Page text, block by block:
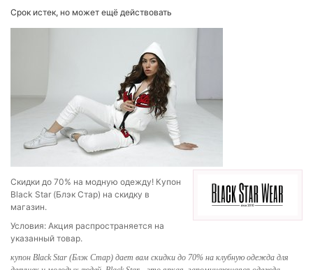
Срок истек, но может ещё действовать
Скидки до 70% на модную одежду! Купон
Black Star (Блэк Стар) на скидку в
магазин.
Условия: Акция распространяется на
указанный товар.
купон Black Star (Блэк Стар) дает вам скидки до 70% на клубную одежда для